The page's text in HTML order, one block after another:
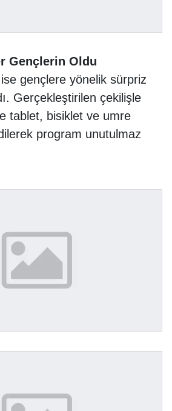
Gençlerin Oldu
gençlere yönelik sürpriz
Gerçekleştirilen çekilişle
tablet, bisiklet ve umre
program unutulmaz